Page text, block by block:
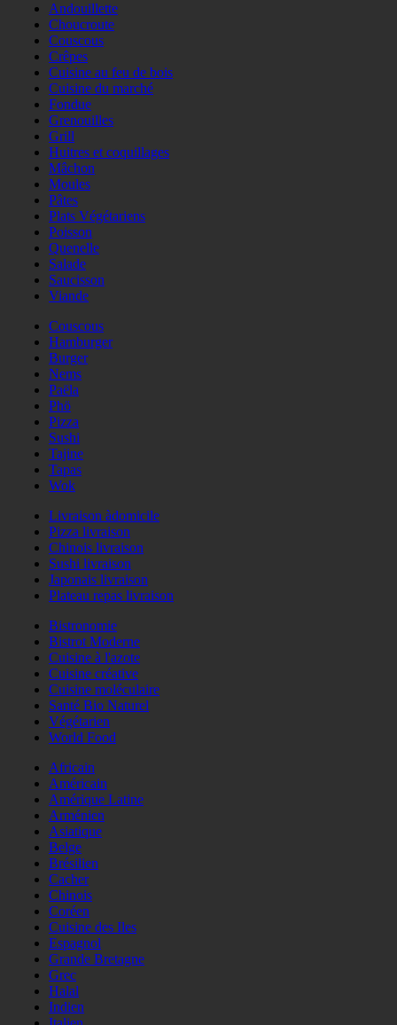
Andouillette
Choucroute
Couscous
Crêpes
Cuisine au feu de bois
Cuisine du marché
Fondue
Grenouilles
Grill
Huitres et coquillages
Mâchon
Moules
Pâtes
Plats Végétariens
Poisson
Quenelle
Salade
Saucisson
Viande
Couscous
Hamburger
Burger
Nems
Paëla
Phö
Pizza
Sushi
Tajine
Tapas
Wok
Livraison àdomicile
Pizza livraison
Chinois livraison
Sushi livraison
Japonais livraison
Plateau repas livraison
Bistronomie
Bistrot Moderne
Cuisine à l'azote
Cuisine créative
Cuisine moléculaire
Santé Bio Naturel
Végétarien
World Food
Africain
Américain
Amérique Latine
Arménien
Asiatique
Belge
Brésilien
Cacher
Chinois
Coréen
Cuisine des Iles
Espagnol
Grande Bretagne
Grec
Halal
Indien